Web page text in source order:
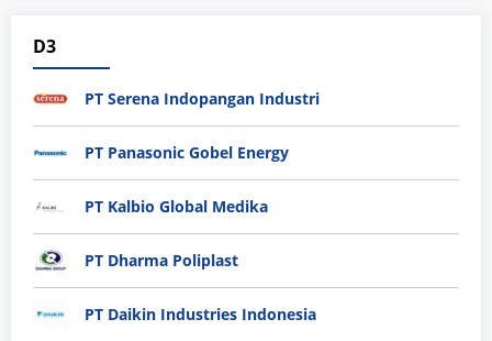
D3
PT Serena Indopangan Industri
PT Panasonic Gobel Energy
PT Kalbio Global Medika
PT Dharma Poliplast
PT Daikin Industries Indonesia